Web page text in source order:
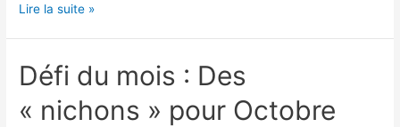
Lire la suite »
Défi du mois : Des
« nichons » pour Octobre